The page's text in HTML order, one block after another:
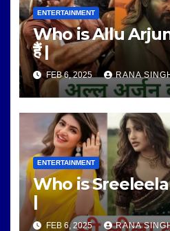
ENTERTAINMENT
Who is Allu Arjun
हैं |
FEB 6, 2025 RANA
ENTERTAINMENT
Who is Sreeleela |
|
FEB 6, 2025 RANA